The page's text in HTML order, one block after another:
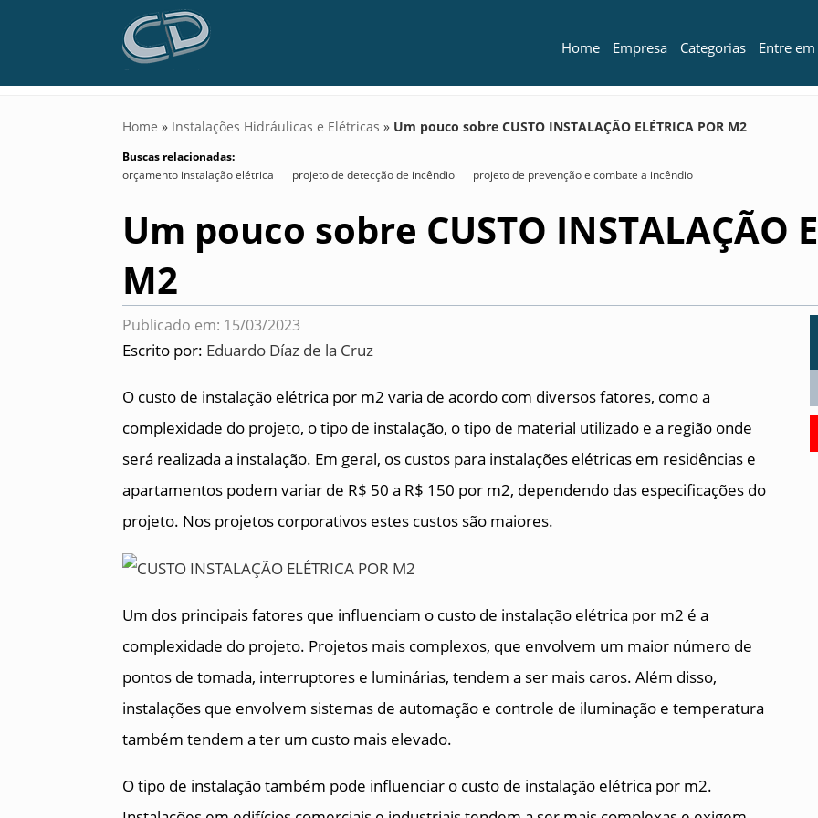
Home Empresa Categorias Entre
Home » Instalações Hidráulicas e Elétricas » Um pouco sobre CUSTO INSTALAÇÃO ELÉTRICA POR M2
Buscas relacionadas:
orçamento instalação elétrica
projeto de detecção de incêndio projeto de prevenção e combate a incêndio
Um pouco sobre CUSTO INSTALAÇÃO
M2
Publicado em: 15/03/2023
Escrito por: Eduardo Díaz de la Cruz
O custo de instalação elétrica por m2 varia de acordo com diversos fatores, como a
complexidade do projeto, o tipo de instalação, o tipo de material utilizado e a região onde
será realizada a instalação. Em geral, os custos para instalações elétricas em residências e
apartamentos podem variar de R$ 50 a R$ 150 por m2, dependendo das especificações do
projeto. Nos projetos corporativos estes custos são maiores.
Um dos principais fatores que influenciam o custo de instalação elétrica por m2 é a
complexidade do projeto. Projetos mais complexos, que envolvem um maior número de
pontos de tomada, interruptores e luminárias, tendem a ser mais caros. Além disso,
instalações que envolvem sistemas de automação e controle de iluminação e temperatura
também tendem a ter um custo mais elevado.
O tipo de instalação também pode influenciar o custo de instalação elétrica por m2.